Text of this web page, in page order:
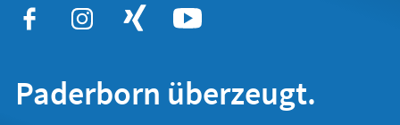
Paderborn überzeugt.